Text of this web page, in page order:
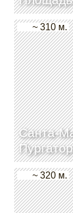
Санта-
~ 310 м.
~ 320 м.